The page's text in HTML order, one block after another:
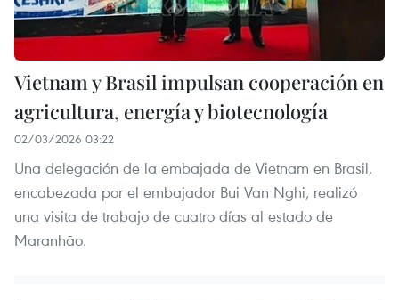
Vietnam y Brasil impulsan cooperación en
agricultura, energía y biotecnología
02/03/2026 03:22
Una delegación de la embajada de Vietnam en Brasil,
encabezada por el embajador Bui Van Nghi, realizó
una visita de trabajo de cuatro días al estado de
Maranhão.